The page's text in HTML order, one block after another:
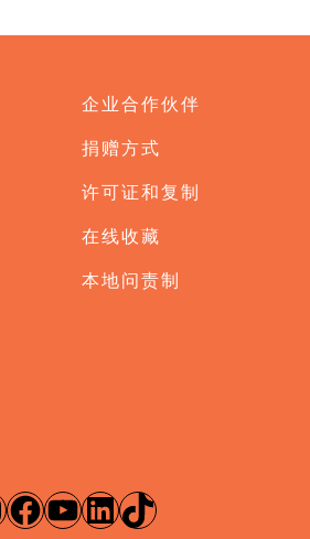
企业合作伙伴
捐赠方式
许可证和复制
在线收藏
本地问责制
脸书录像带ǞǞǞTikTok